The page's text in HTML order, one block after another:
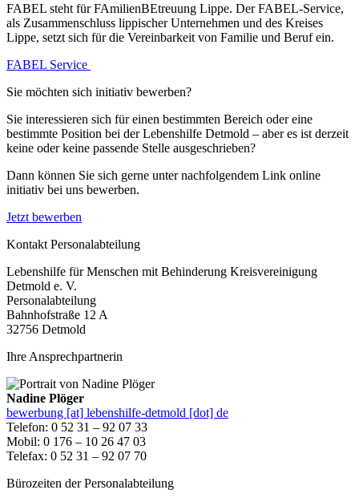
FABEL steht fürFAmilienBEtreuung Lippe. DerFABEL-Service,
als Zusammenschluss lippischer Unternehmen und des Kreises
Lippe, setzt sich für die Vereinbarkeit von Familie und Beruf ein.
FABEL Service
Sie möchten sich initiativ bewerben?
Sie interessieren sich für einen bestimmten Bereich oder eine
bestimmte Position bei der Lebenshilfe Detmold – aber es ist derzeit
keine oder keine passende Stelle ausgeschrieben?
Dann können Sie sich gerne unter nachfolgendem Link online
initiativ bei uns bewerben.
Jetzt bewerben
Kontakt Personalabteilung
Lebenshilfe für Menschen mit Behinderung Kreisvereinigung
Detmold e. V.
Personalabteilung
Bahnhofstraße 12 A
32756 Detmold
Ihre Ansprechpartnerin
Nadine Plöger
bewerbung [at] lebenshilfe-detmold [dot] de
Telefon: 0 52 31 – 92 07 33
Mobil: 0 176 – 10 26 47 03
Telefax: 0 52 31 – 92 07 70
Bürozeiten der Personalabteilung